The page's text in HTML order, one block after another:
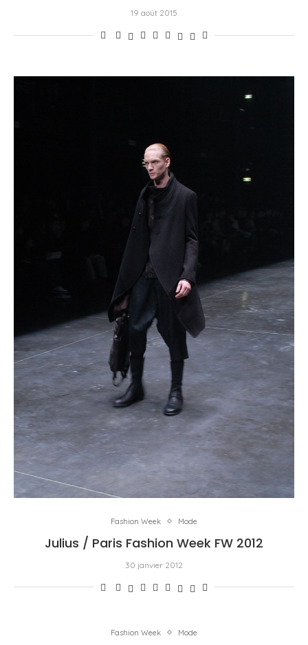
19 août 2015
Fashion Week Mode
Julius / Paris Fashion Week FW 2012
30 janvier 2012
Fashion Week Mode